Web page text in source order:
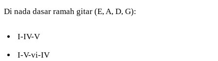
Di nada dasar ramah gitar (E, A, D, G):
I-IV-V
I-V-vi-IV